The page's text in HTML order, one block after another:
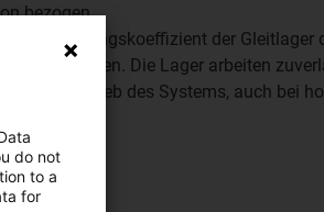
bezogen.
gute Reibungskoeffizient der Gleitlager
entgegen. Die Lager arbeiten
Betrieb des Systems, auch bei
do not
to a
for